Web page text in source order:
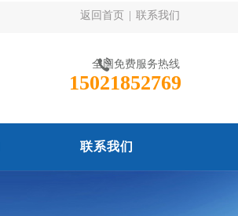
返回首页 联系我们
全国免费服务热线
15021852769
联系我们